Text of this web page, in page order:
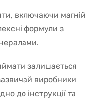
включаючи магній
формули з
залишається
виробники
до інструкції та